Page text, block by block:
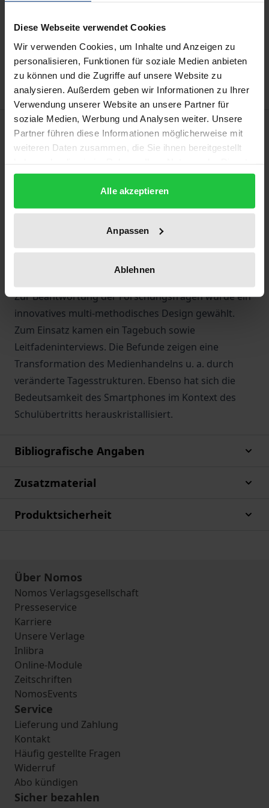
Diese Webseite verwendet Cookies
Wir verwenden Cookies, um Inhalte und Anzeigen zu
personalisieren, Funktionen für soziale Medien anbieten
zu können und die Zugriffe auf unsere Website zu
analysieren. Außerdem geben wir Informationen zu Ihrer
Verwendung unserer Website an unsere Partner für
soziale Medien, Werbung und Analysen weiter. Unsere
Partner führen diese Informationen möglicherweise mit
weiteren Daten zusammen, die Sie ihnen bereitgestellt
gesammelt haben.
Alle akzeptieren
Anpassen
Ablehnen
In den Warenkorb
Zur Wunschliste hinzufügen
Hinweise zu Versandkosten
Beschreibung
Medienhandeln von Kindern in der
veränderungssensitiven Phase des Schulübertritts
gestaltet. Theoretisch bedient sich die Arbeit an
medienpädagogischen, sozialisationstheoretischen,
erziehungswissenschaftlichen sowie
Zur Beantwortung der Forschungsfragen wurde ein
innovatives multi-methodisches Design gewählt.
Zum Einsatz kamen ein Tagebuch sowie
Leitfadeninterviews. Die Befunde zeigen eine
Transformation des Medienhandelns u. a. durch
veränderte Tagesstrukturen. Ebenso hat sich die
Bedeutsamkeit des Smartphones im Kontext des
Schulübertritts herauskristallisiert.
Bibliografische Angaben
Zusatzmaterial
Produktsicherheit
Über Nomos
Nomos Verlagsgesellschaft
Presseservice
Karriere
Unsere Verlage
Inlibra
Online-Module
Zeitschriften
NomosEvents
Service
Lieferung und Zahlung
Kontakt
Häufig gestellte Fragen
Widerruf
Abo kündigen
Sicher bezahlen